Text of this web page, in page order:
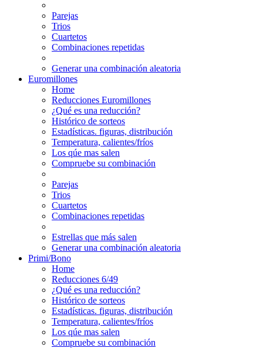
Parejas
Trios
Cuartetos
Combinaciones repetidas
Generar una combinación aleatoria
Euromillones
Home
Reducciones Euromillones
¿Qué es una reducción?
Histórico de sorteos
Estadísticas. figuras, distribución
Temperatura, calientes/fríos
Los qúe mas salen
Compruebe su combinación
Parejas
Trios
Cuartetos
Combinaciones repetidas
Estrellas que más salen
Generar una combinación aleatoria
Primi/Bono
Home
Reducciones 6/49
¿Qué es una reducción?
Histórico de sorteos
Estadísticas. figuras, distribución
Temperatura, calientes/fríos
Los qúe mas salen
Compruebe su combinación